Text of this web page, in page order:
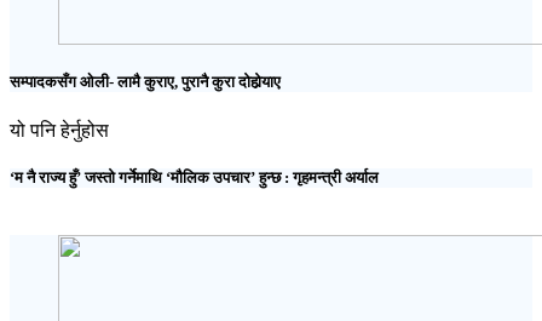
सम्पादकसँग ओली- लामै कुराए, पुरानै कुरा दोहोर्‍याए
यो पनि हेर्नुहोस
‘म नै राज्य हुँ’ जस्तो गर्नेमाथि ‘मौलिक उपचार’ हुन्छ : गृहमन्त्री अर्याल